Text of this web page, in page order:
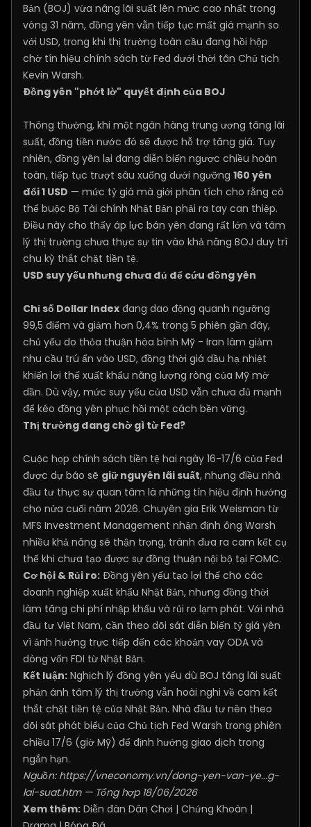
Bản (BOJ) vừa nâng lãi suất lên mức cao nhất trong
vòng 31 năm, đồng yên vẫn tiếp tục mất giá mạnh so
với USD, trong khi thị trường toàn cầu đang hồi hộp
chờ tín hiệu chính sách từ Fed dưới thời tân Chủ tịch
Kevin Warsh.
Đồng yên "phớt lờ" quyết định của BOJ
Thông thường, khi một ngân hàng trung ương tăng lãi
suất, đồng tiền nước đó sẽ được hỗ trợ tăng giá. Tuy
nhiên, đồng yên lại đang diễn biến ngược chiều hoàn
toàn, tiếp tục trượt sâu xuống dưới ngưỡng 160 yên
đổi 1 USD — mức tỷ giá mà giới phân tích cho rằng có
thể buộc Bộ Tài chính Nhật Bản phải ra tay can thiệp.
Điều này cho thấy áp lực bán yên đang rất lớn và tâm
lý thị trường chưa thực sự tin vào khả năng BOJ duy trì
chu kỳ thắt chặt tiền tệ.
USD suy yếu nhưng chưa đủ để cứu đồng yên
Chỉ số Dollar Index đang dao động quanh ngưỡng
99,5 điểm và giảm hơn 0,4% trong 5 phiên gần đây,
chủ yếu do thỏa thuận hòa bình Mỹ - Iran làm giảm
nhu cầu trú ẩn vào USD, đồng thời giá dầu hạ nhiệt
khiến lợi thế xuất khẩu năng lượng ròng của Mỹ mờ
dần. Dù vậy, mức suy yếu của USD vẫn chưa đủ mạnh
để kéo đồng yên phục hồi một cách bền vững.
Thị trường đang chờ gì từ Fed?
Cuộc họp chính sách tiền tệ hai ngày 16-17/6 của Fed
được dự báo sẽ giữ nguyên lãi suất, nhưng điều nhà
đầu tư thực sự quan tâm là những tín hiệu định hướng
cho nửa cuối năm 2026. Chuyên gia Erik Weisman từ
MFS Investment Management nhận định ông Warsh
nhiều khả năng sẽ thận trọng, tránh đưa ra cam kết cụ
thể khi chưa tạo được sự đồng thuận nội bộ tại FOMC.
Cơ hội & Rủi ro: Đồng yên yếu tạo lợi thế cho các
doanh nghiệp xuất khẩu Nhật Bản, nhưng đồng thời
làm tăng chi phí nhập khẩu và rủi ro lạm phát. Với nhà
đầu tư Việt Nam, cần theo dõi sát diễn biến tỷ giá yên
vì ảnh hưởng trực tiếp đến các khoản vay ODA và
dòng vốn FDI từ Nhật Bản.
Kết luận: Nghịch lý đồng yên yếu dù BOJ tăng lãi suất
phản ánh tâm lý thị trường vẫn hoài nghi về cam kết
thắt chặt tiền tệ của Nhật Bản. Nhà đầu tư nên theo
dõi sát phát biểu của Chủ tịch Fed Warsh trong phiên
chiều 17/6 (giờ Mỹ) để định hướng giao dịch trong
ngắn hạn.
Nguồn: https://vneconomy.vn/dong-yen-van-ye...g-
lai-suat.htm— Tổng hợp 18/06/2026
Xem thêm: Diễn đàn Dân Chơi | Chứng Khoán |